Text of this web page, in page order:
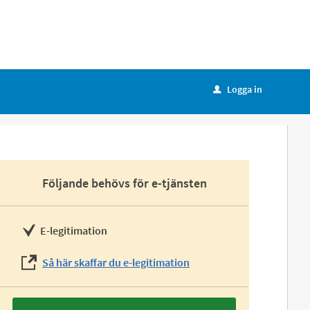
u Logga in
Följande behövs för e-tjänsten
E-legitimation
Så här skaffar du e-legitimation